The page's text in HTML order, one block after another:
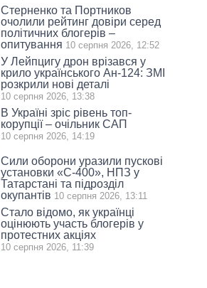
Стерненко та Портников
очолили рейтинг довіри серед
політичних блогерів –
опитування 10 серпня 2026, 12:52
У Лейпцигу дрон врізався у
крило українського Ан-124: ЗМІ
розкрили нові деталі
10 серпня 2026, 13:38
В Україні зріс рівень топ-
корупції – очільник САП
10 серпня 2026, 14:19
Сили оборони уразили пускові
установки «С-400», НПЗ у
Татарстані та підрозділ
окупантів 10 серпня 2026, 13:11
Стало відомо, як українці
оцінюють участь блогерів у
протестних акціях
10 серпня 2026, 11:39